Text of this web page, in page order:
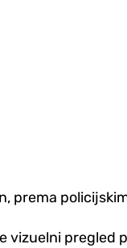
prema
vizuelni pregled